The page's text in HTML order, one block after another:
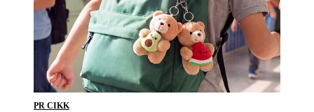
PR CIKK